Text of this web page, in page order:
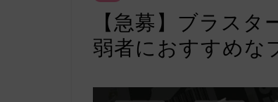
【急募】ブラス
弱者におすすめな